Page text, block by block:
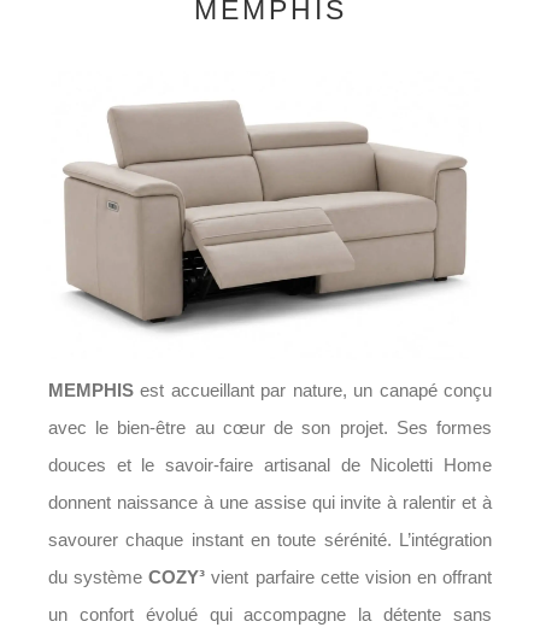
MEMPHIS
MEMPHISest accueillant par nature, un canapé conçu
avec le bien-être au cœur de son projet. Ses formes
douces et le savoir-faire artisanal de Nicoletti Home
donnent naissance à une assise qui invite à ralentir et à
savourer chaque instant en toute sérénité. L’intégration
du systèmeCOZY³ vient parfaire cette vision en offrant
un confort évolué qui accompagne la détente sans